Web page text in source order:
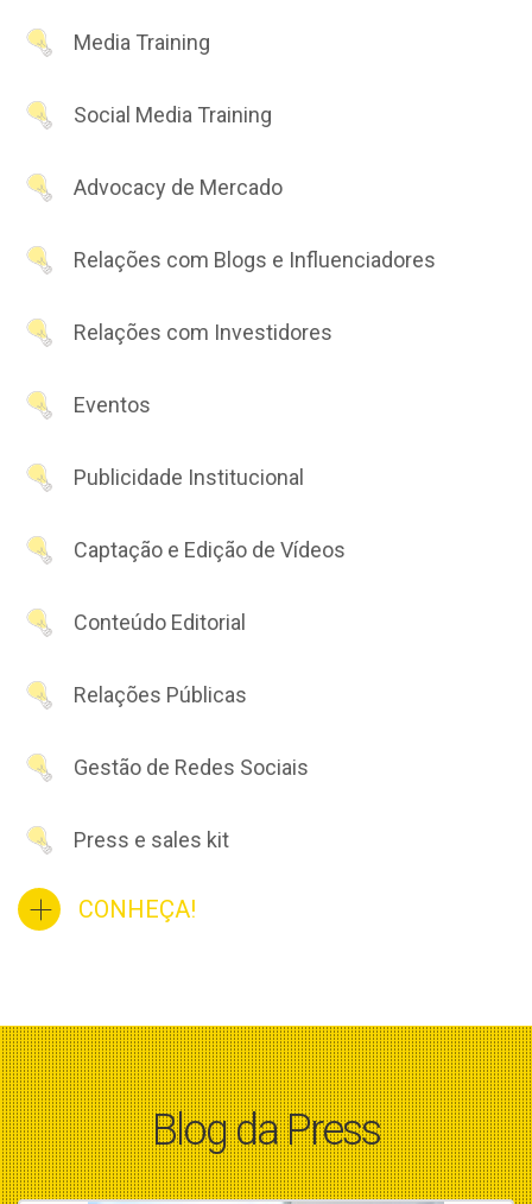
Media Training
Social Media Training
Advocacy de Mercado
Relações com Blogs e Influenciadores
Relações com Investidores
Eventos
Publicidade Institucional
Captação e Edição de Vídeos
Conteúdo Editorial
Relações Públicas
Gestão de Redes Sociais
Press e sales kit
CONHEÇA!
Blog da Press